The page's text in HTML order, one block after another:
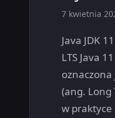
7 kwietnia
Java JDK
LTS Java
oznaczona
(ang. Long
w praktyce